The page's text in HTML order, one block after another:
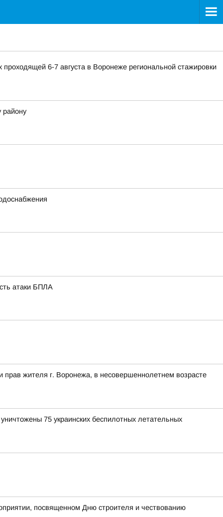
6-7 августа в Воронеже региональной стажировки
району
атаки БПЛА
прав жителя г. Воронежа, в несовершеннолетнем возрасте
75 украинских беспилотных летательных
посвященном Дню строителя и чествованию